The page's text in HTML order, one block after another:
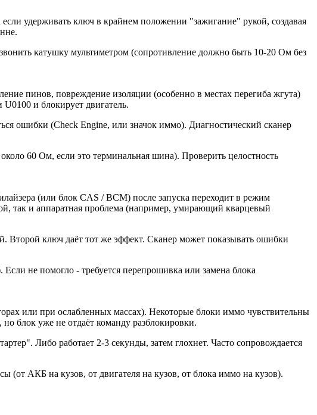
удерживать ключ в крайнем положении "зажигание" рукой, создавая
катушку мультиметром (сопротивление должно быть 10-20 Ом без
пинов, повреждение изоляции (особенно в местах перегиба жгута)
и блокирует двигатель.
ошибки (Check Engine, или значок иммо). Диагностический сканер
60 Ом, если это терминальная шина). Проверить целостность
(или блок CAS / BCM) после запуска переходит в режим
так и аппаратная проблема (например, умирающий кварцевый
Второй ключ даёт тот же эффект. Сканер может показывать ошибки
не помогло - требуется перепрошивка или замена блока
или при ослабленных массах). Некоторые блоки иммо чувствительны
блок уже не отдаёт команду разблокировки.
Либо работает 2-3 секунды, затем глохнет. Часто сопровождается
(от АКБ на кузов, от двигателя на кузов, от блока иммо на кузов).